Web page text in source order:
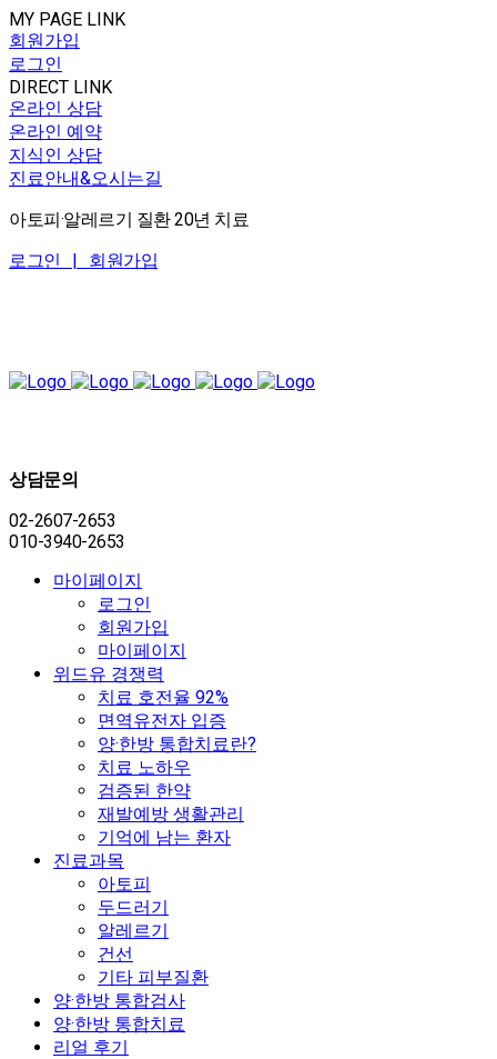
MY PAGE LINK
회원가입
로그인
DIRECT LINK
온라인 상담
온라인 예약
지식인 상담
진료안내&오시는길
아토피·알레르기 질환 20년 치료
로그인 | 회원가입
상담문의
02-2607-2653
010-3940-2653
마이페이지
로그인
회원가입
마이페이지
위드유 경쟁력
치료 호전율 92%
면역유전자 입증
양·한방 통합치료란?
치료 노하우
검증된 한약
재발예방 생활관리
기억에 남는 환자
진료과목
아토피
두드러기
알레르기
건선
기타 피부질환
양·한방 통합검사
양·한방 통합치료
리얼 후기